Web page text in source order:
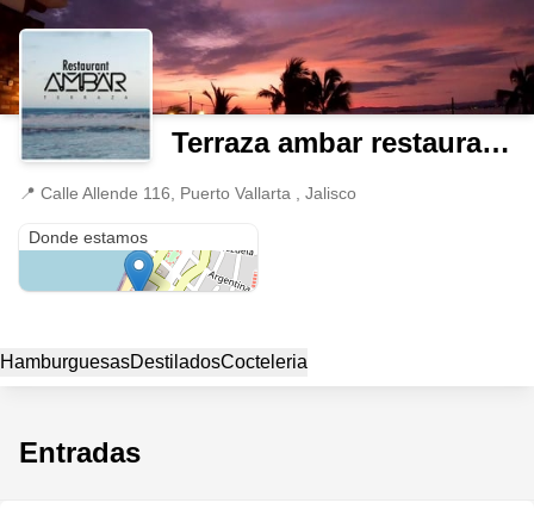
Terraza ambar restaurante
📍 Calle Allende 116, Puerto Vallarta , Jalisco
Donde estamos
HamburguesasDestiladosCocteleria
Entradas